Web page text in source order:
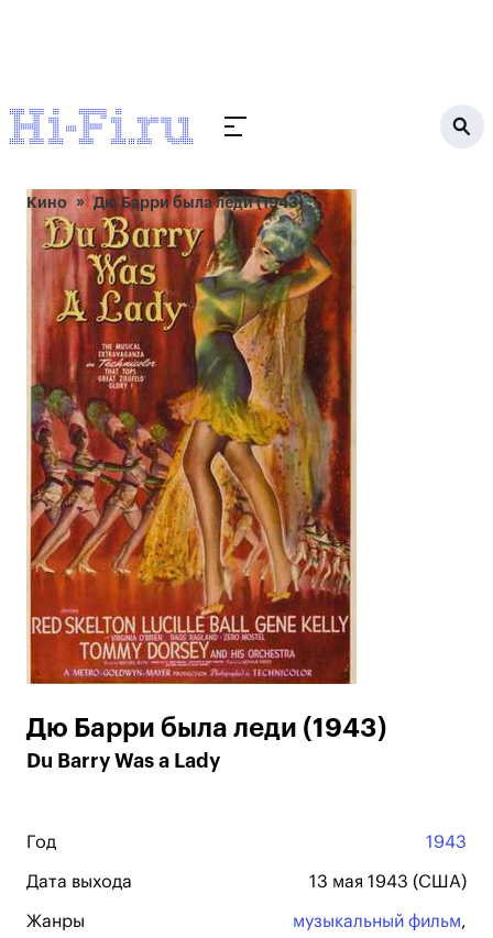
Кино Дю Барри была леди (1943)
Дю Барри была леди (1943)
Du Barry Was a Lady
Год 1943
Дата выхода 13 мая 1943 (США)
Жанры музыкальный фильм,